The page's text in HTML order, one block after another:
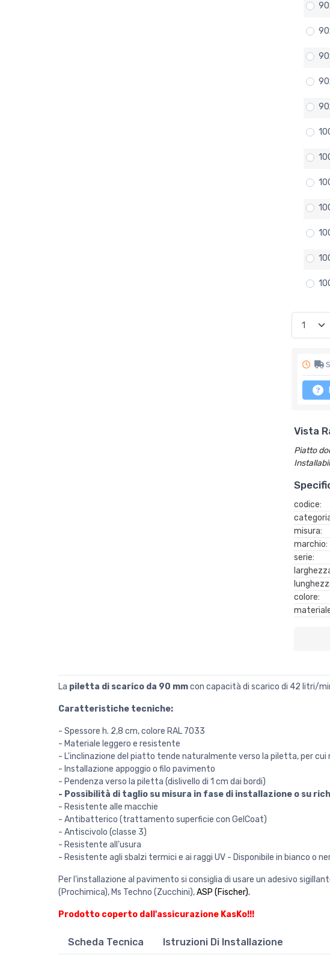
Vista
Piatto
codice:
misura:
marchio:
serie:
colore:
La piletta di scarico da 90 mmcon capacità di scarico di 42 litri/
Caratteristiche tecniche:
- Spessore h. 2,8 cm, colore RAL 7033
- Materiale leggero e resistente
- L'inclinazione del piatto tende naturalmente verso la piletta, per cui
- Installazione appoggio o filo pavimento
- Pendenza verso la piletta (dislivello di 1 cm dai bordi)
- Possibilità di taglio su misura in fase di installazione o su
- Resistente alle macchie
- Antibatterico (trattamento superficie con GelCoat)
- Antiscivolo (classe 3)
- Resistente all'usura
- Resistente agli sbalzi termici e ai raggi UV - Disponibile in bianco o
Per l'installazione al pavimento si consiglia di usare un adesivo
(Prochimica), Ms Techno (Zucchini),ASP (Fischer).
Prodotto coperto dall'assicurazione KasKo!!!
Scheda Tecnica Istruzioni Di Installazione